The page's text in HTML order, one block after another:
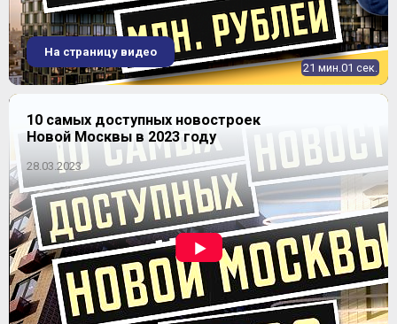
21 мин.01 сек.
На страницу видео
10 самых доступных новостроек
Новой Москвы в 2023 году
28.03.2023